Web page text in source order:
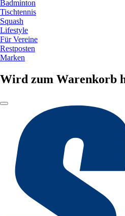
Badminton
Tischtennis
Squash
Lifestyle
Für Vereine
Restposten
Marken
Wird zum Warenkorb